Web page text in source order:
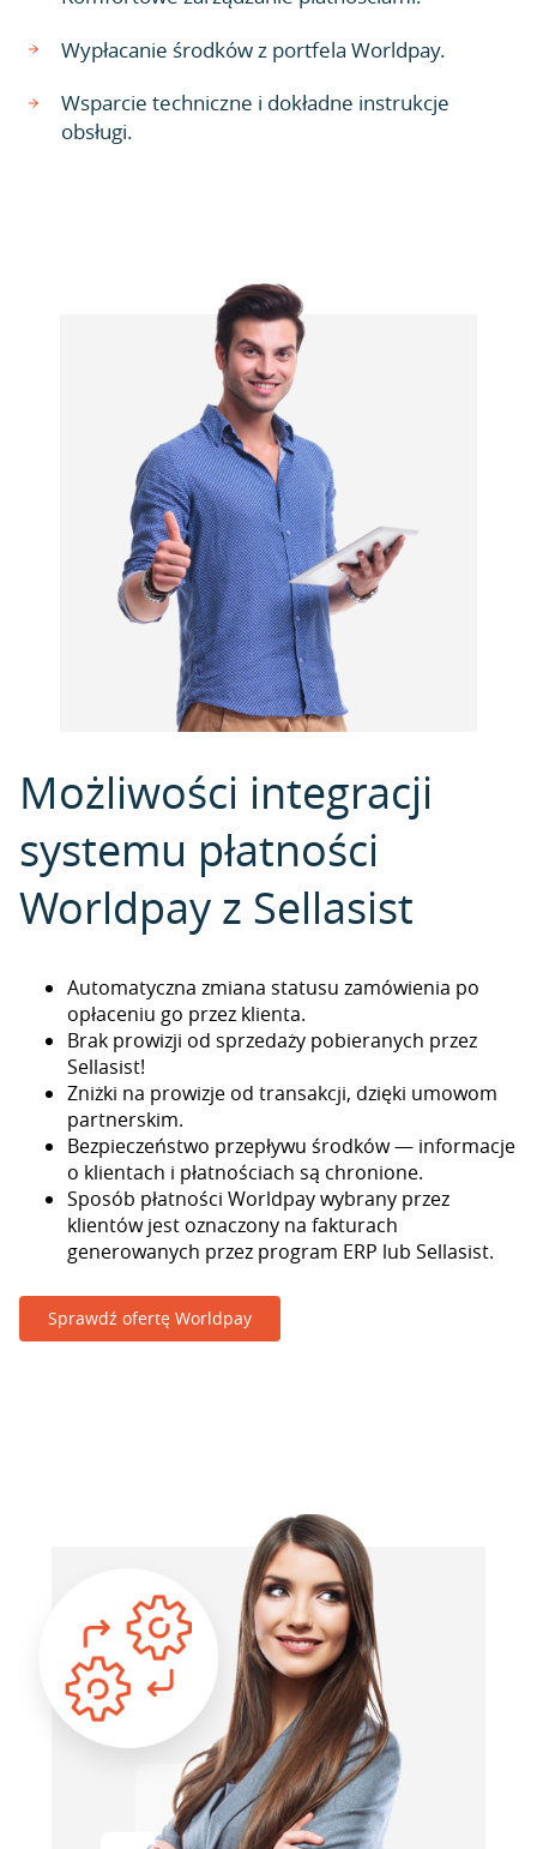
Wypłacanie środków z portfela Worldpay.
Wsparcie techniczne i dokładne instrukcje
obsługi.
Możliwości integracji
systemu płatności
Worldpay z Sellasist
Automatyczna zmiana statusu zamówienia po
opłaceniu go przez klienta.
Brak prowizji od sprzedaży pobieranych przez
Sellasist!
Zniżki na prowizje od transakcji, dzięki umowom
partnerskim.
Bezpieczeństwo przepływu środków — informacje
o klientach i płatnościach są chronione.
Sposób płatności Worldpay wybrany przez
klientów jest oznaczony na fakturach
generowanych przez program ERP lub Sellasist.
Sprawdź ofertę Worldpay